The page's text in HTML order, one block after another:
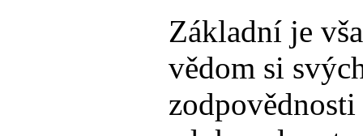
Základní je
vědom si
zodpovědnosti